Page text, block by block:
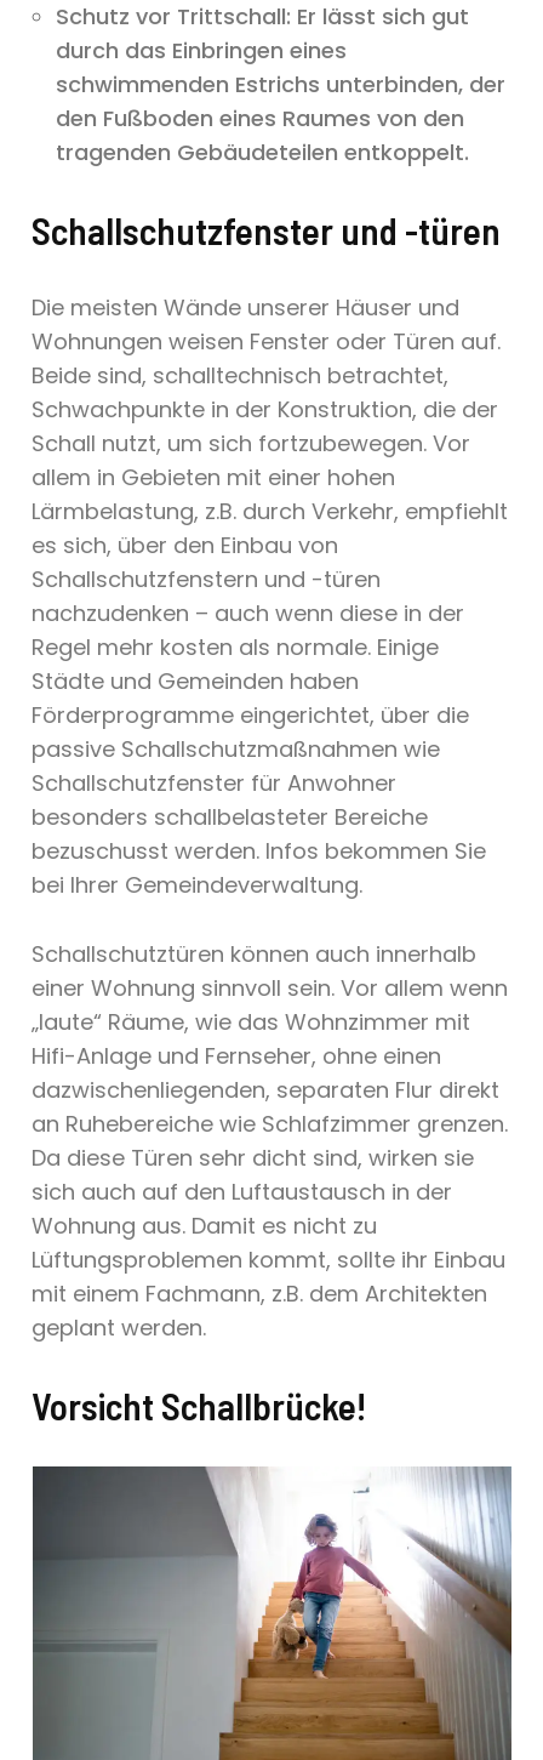
Schutz vor Trittschall: Er lässt sich gut
durch das Einbringen eines
schwimmenden Estrichs unterbinden, der
den Fußboden eines Raumes von den
tragenden Gebäudeteilen entkoppelt.
Schallschutzfenster und -türen
Die meisten Wände unserer Häuser und
Wohnungen weisen Fenster oder Türen auf.
Beide sind, schalltechnisch betrachtet,
Schwachpunkte in der Konstruktion, die der
Schall nutzt, um sich fortzubewegen. Vor
allem in Gebieten mit einer hohen
Lärmbelastung, z.B. durch Verkehr, empfiehlt
es sich, über den Einbau von
Schallschutzfenstern und -türen
nachzudenken – auch wenn diese in der
Regel mehr kosten als normale. Einige
Städte und Gemeinden haben
Förderprogramme eingerichtet, über die
passive Schallschutzmaßnahmen wie
Schallschutzfenster für Anwohner
besonders schallbelasteter Bereiche
bezuschusst werden. Infos bekommen Sie
bei Ihrer Gemeindeverwaltung.
Schallschutztüren können auch innerhalb
einer Wohnung sinnvoll sein. Vor allem wenn
„laute“ Räume, wie das Wohnzimmer mit
Hifi-Anlage und Fernseher, ohne einen
dazwischenliegenden, separaten Flur direkt
an Ruhebereiche wie Schlafzimmer grenzen.
Da diese Türen sehr dicht sind, wirken sie
sich auch auf den Luftaustausch in der
Wohnung aus. Damit es nicht zu
Lüftungsproblemen kommt, sollte ihr Einbau
mit einem Fachmann, z.B. dem Architekten
geplant werden.
Vorsicht Schallbrücke!